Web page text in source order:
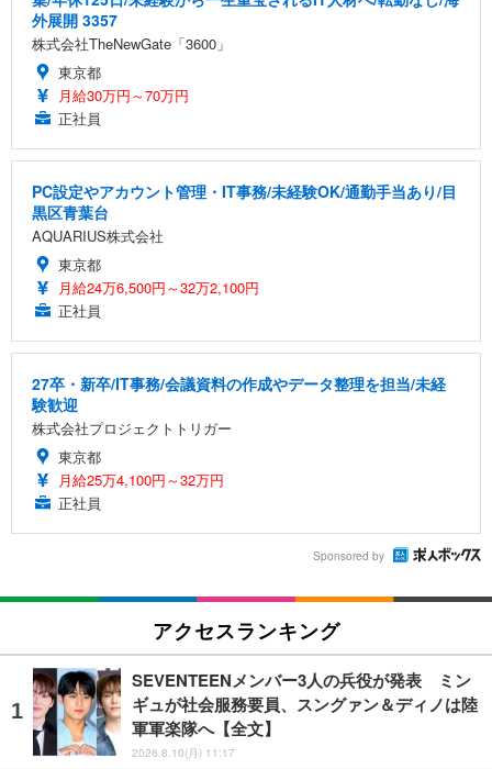
外展開 3357
株式会社TheNewGate「3600」
東京都
月給30万円～70万円
正社員
PC設定やアカウント管理・IT事務/未経験OK/通勤手当あり/目
黒区青葉台
AQUARIUS株式会社
東京都
月給24万6,500円～32万2,100円
正社員
27卒・新卒/IT事務/会議資料の作成やデータ整理を担当/未経
験歓迎
株式会社プロジェクトトリガー
東京都
月給25万4,100円～32万円
正社員
Sponsored by
アクセスランキング
SEVENTEENメンバー3人の兵役が発表 ミン
ギュが社会服務要員、スングァン＆ディノは陸
軍軍楽隊へ【全文】
2026.8.10(月) 11:17